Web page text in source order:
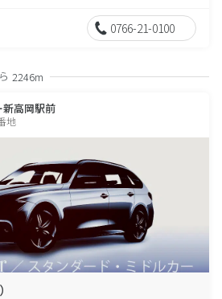
0766-21-0100
2246m
新高岡駅前
地